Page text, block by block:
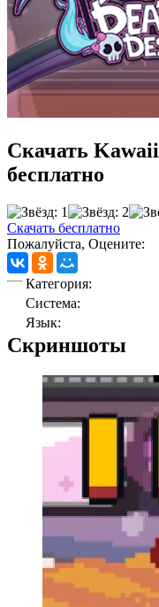
Скачать
бесплатно
Скачать бесплатно
Пожалуйста, Оцените:
Категория:
Cистема:
Язык:
Скриншоты